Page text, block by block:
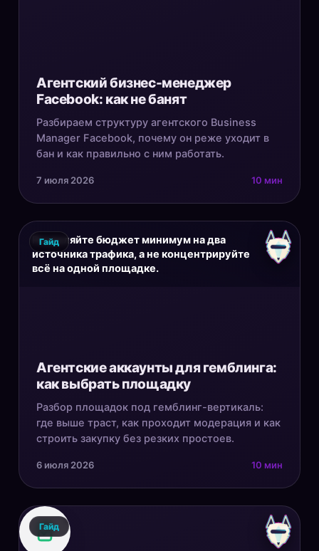
Агентский бизнес-менеджер
Facebook: как не банят
Разбираем структуру агентского Business
Manager Facebook, почему он реже уходит в
бан и как правильно с ним работать.
7 июля 2026 10 мин
Разделяйте бюджет минимум на два
источника трафика, а не концентрируйте
всё на одной площадке.
Гайд
Агентские аккаунты для гемблинга:
как выбрать площадку
Разбор площадок под гемблинг-вертикаль:
где выше траст, как проходит модерация и как
строить закупку без резких простоев.
6 июля 2026 10 мин
Гайд